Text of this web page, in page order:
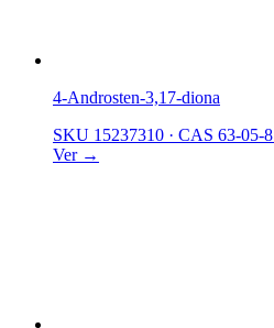
4-Androsten-3,17-diona
SKU 15237310 · CAS 63-05-8
Ver →